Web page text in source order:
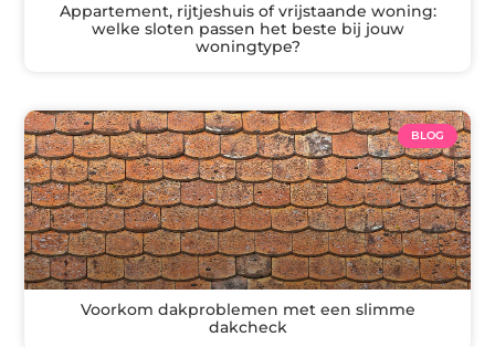
Appartement, rijtjeshuis of vrijstaande woning:
welke sloten passen het beste bij jouw
woningtype?
BLOG
Voorkom dakproblemen met een slimme
dakcheck